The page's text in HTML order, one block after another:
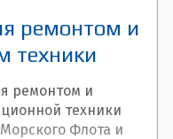
ремонтом и
техники
ремонтом и
техники
Флота и